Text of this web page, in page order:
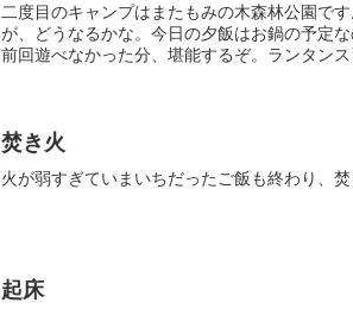
二度目のキャンプはまたもみの木森林公園で
が、どうなるかな。今日の夕飯はお鍋の予定
前回遊べなかった分、堪能するぞ。ランタン
焚き火
火が弱すぎていまいちだったご飯も終わり、
起床